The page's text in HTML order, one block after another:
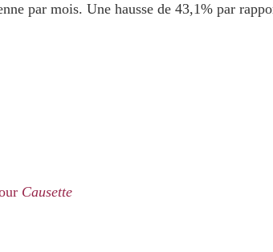
par mois. Une hausse de 43,1% par
Causette